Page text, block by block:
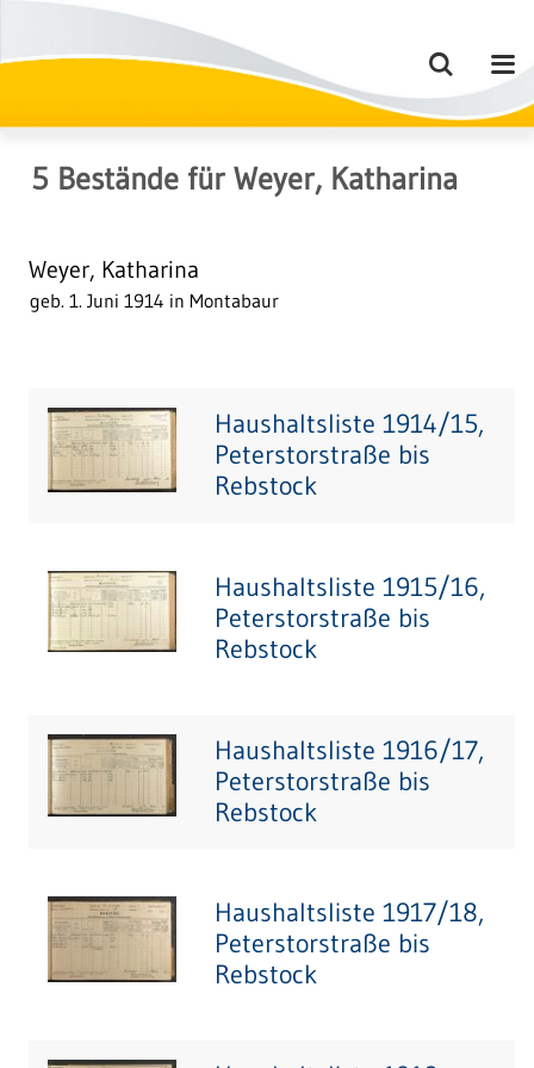
5 Bestände für Weyer, Katharina
Weyer, Katharina
geb. 1. Juni 1914 in Montabaur
Haushaltsliste 1914/15,
Peterstorstraße bis
Rebstock
Haushaltsliste 1915/16,
Peterstorstraße bis
Rebstock
Haushaltsliste 1916/17,
Peterstorstraße bis
Rebstock
Haushaltsliste 1917/18,
Peterstorstraße bis
Rebstock